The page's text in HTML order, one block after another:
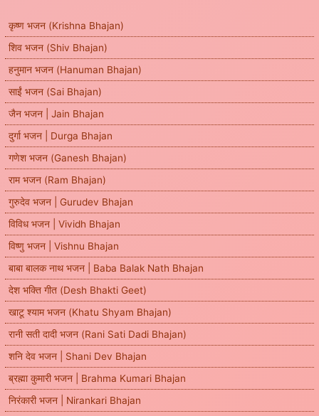
कृष्ण भजन (Krishna Bhajan)
शिव भजन (Shiv Bhajan)
हनुमान भजन (Hanuman Bhajan)
साईं भजन (Sai Bhajan)
जैन भजन | Jain Bhajan
दुर्गा भजन | Durga Bhajan
गणेश भजन (Ganesh Bhajan)
राम भजन (Ram Bhajan)
गुरुदेव भजन | Gurudev Bhajan
विविध भजन | Vividh Bhajan
विष्णु भजन | Vishnu Bhajan
बाबा बालक नाथ भजन | Baba Balak Nath Bhajan
देश भक्ति गीत (Desh Bhakti Geet)
खाटू श्याम भजन (Khatu Shyam Bhajan)
रानी सती दादी भजन (Rani Sati Dadi Bhajan)
शनि देव भजन | Shani Dev Bhajan
ब्रह्मा कुमारी भजन | Brahma Kumari Bhajan
निरंकारी भजन | Nirankari Bhajan